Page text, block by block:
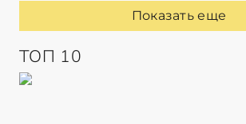
Показать еще
ТОП 10